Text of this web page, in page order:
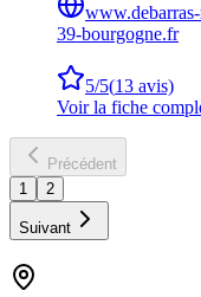
39-bourgogne.fr
5/5(13 avis)
Voir la fiche
Précédent
1
2
Suivant